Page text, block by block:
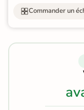
Commander un